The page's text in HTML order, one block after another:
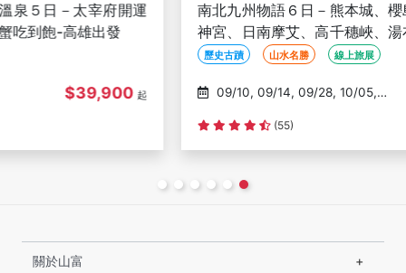
南北九州物語６日－熊本城、櫻島渡輪遊覽火山、鵜戶
神宮、日南摩艾、高千穗峽、湯布院金麟湖、鹿兒島、
線上旅展
$56,900 起
關於山富